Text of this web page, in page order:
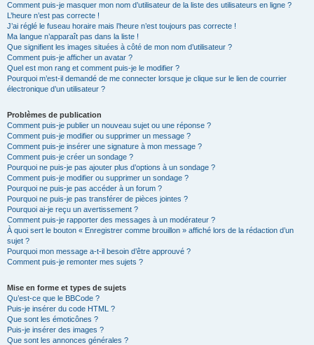
Comment puis-je masquer mon nom d’utilisateur de la liste des utilisateurs en ligne ?
L’heure n’est pas correcte !
J’ai réglé le fuseau horaire mais l’heure n’est toujours pas correcte !
Ma langue n’apparaît pas dans la liste !
Que signifient les images situées à côté de mon nom d’utilisateur ?
Comment puis-je afficher un avatar ?
Quel est mon rang et comment puis-je le modifier ?
Pourquoi m’est-il demandé de me connecter lorsque je clique sur le lien de courrier
électronique d’un utilisateur ?
Problèmes de publication
Comment puis-je publier un nouveau sujet ou une réponse ?
Comment puis-je modifier ou supprimer un message ?
Comment puis-je insérer une signature à mon message ?
Comment puis-je créer un sondage ?
Pourquoi ne puis-je pas ajouter plus d’options à un sondage ?
Comment puis-je modifier ou supprimer un sondage ?
Pourquoi ne puis-je pas accéder à un forum ?
Pourquoi ne puis-je pas transférer de pièces jointes ?
Pourquoi ai-je reçu un avertissement ?
Comment puis-je rapporter des messages à un modérateur ?
À quoi sert le bouton « Enregistrer comme brouillon » affiché lors de la rédaction d’un
sujet ?
Pourquoi mon message a-t-il besoin d’être approuvé ?
Comment puis-je remonter mes sujets ?
Mise en forme et types de sujets
Qu’est-ce que le BBCode ?
Puis-je insérer du code HTML ?
Que sont les émoticônes ?
Puis-je insérer des images ?
Que sont les annonces générales ?